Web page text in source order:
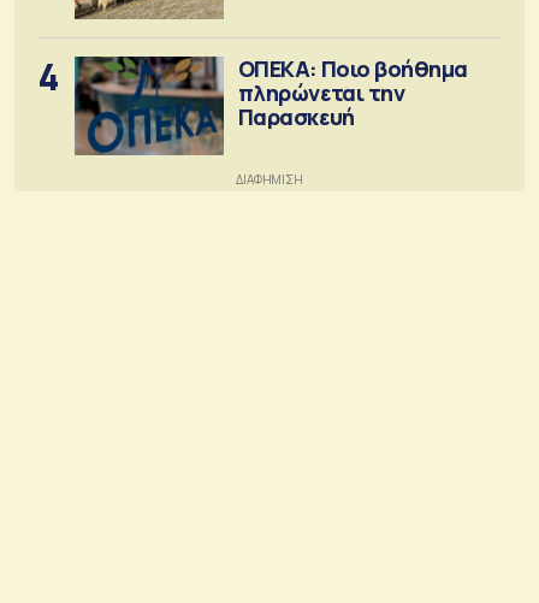
4
ΟΠΕΚΑ: Ποιο βοήθημα
πληρώνεται την
Παρασκευή